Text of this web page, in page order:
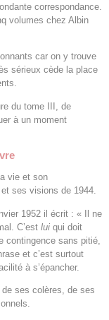
correspondance.
volumes chez Albin
car on y trouve
sérieux cède la place
du tome III, de
à un moment
vie et son
ses visions de 1944.
1952 il écrit : « Il ne
C’est lui qui doit
contingence sans pitié,
et c’est surtout
à s’épancher.
ses colères, de ses